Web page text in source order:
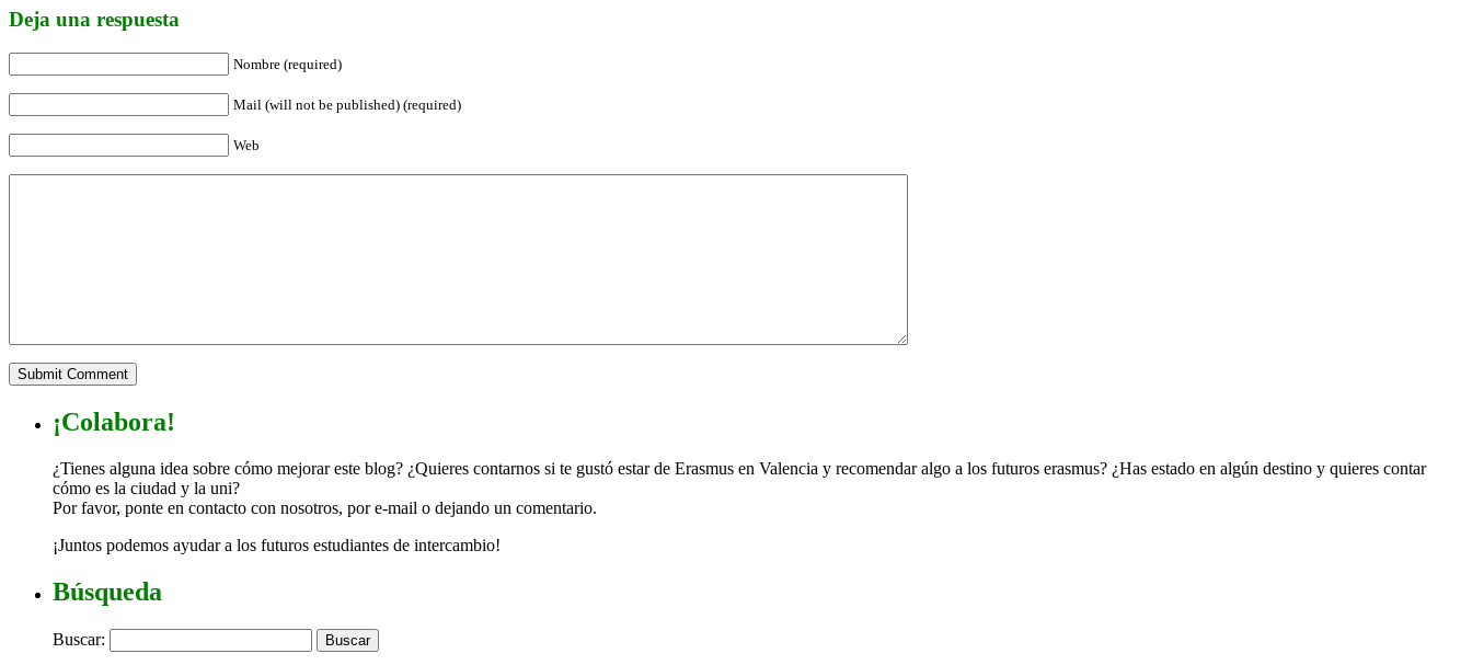
Deja una respuesta
Nombre (required)
Mail (will not be published) (required)
Web
¡Colabora!
¿Tienes alguna idea sobre cómo mejorar este blog? ¿Quieres contarnos si te gustó estar de Erasmus en Valencia y recomendar algo a los futuros erasmus? ¿Has estado en algún destino y quieres contar
cómo es la ciudad y la uni?
Por favor, ponte en contacto con nosotros, por e-mail o dejando un comentario.
¡Juntos podemos ayudar a los futuros estudiantes de intercambio!
Búsqueda
Buscar: